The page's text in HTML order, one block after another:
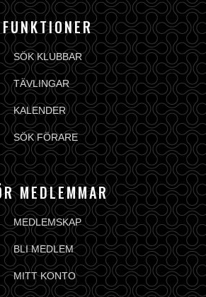
FUNKTIONER
SÖK KLUBBAR
TÄVLINGAR
KALENDER
SÖK FÖRARE
MEDLEMMAR
MEDLEMSKAP
BLI MEDLEM
MITT KONTO